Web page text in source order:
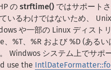
の strftime() ではサポート
いるわけではないため、
や一部の Linux ディス
、%T、%R および %D (ある
Windwos システム上でサポ
use the